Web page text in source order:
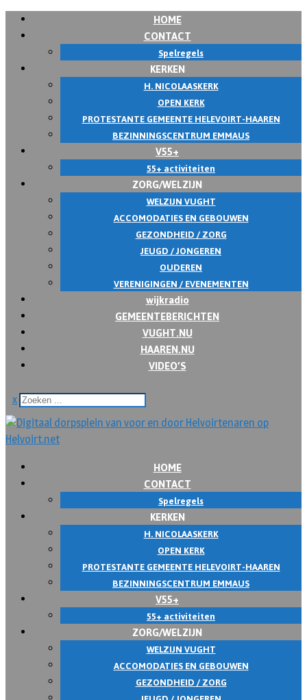
HOME
CONTACT
Spelregels
KERKEN
H. NICOLAASKERK
OPEN KERK
PROTESTANTE GEMEENTE HELEVOIRT-HAAREN
BEZINNINGSCENTRUM EMMAUS
V55+
55+ activiteiten
ZORG/WELZIJN
WELZIJN VUGHT
ACCOMODATIES EN GEBOUWEN
GEZONDHEID / ZORG
JEUGD / JONGEREN
OUDEREN
VERENIGINGEN / EVENEMENTEN
wijkradio
GEMEENTEBERICHTEN
VUGHT.NU
HAAREN.NU
VIDEO’S
x
HOME
CONTACT
Spelregels
KERKEN
H. NICOLAASKERK
OPEN KERK
PROTESTANTE GEMEENTE HELEVOIRT-HAAREN
BEZINNINGSCENTRUM EMMAUS
V55+
55+ activiteiten
ZORG/WELZIJN
WELZIJN VUGHT
ACCOMODATIES EN GEBOUWEN
GEZONDHEID / ZORG